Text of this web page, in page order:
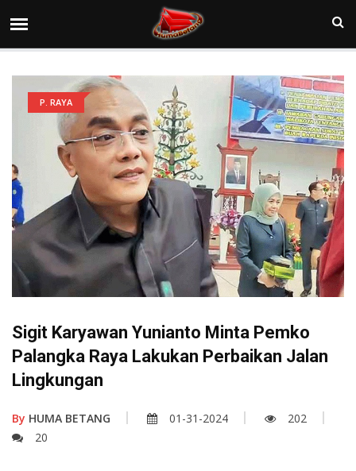
P. RAYA
Sigit Karyawan Yunianto Minta Pemko
Palangka Raya Lakukan Perbaikan Jalan
Lingkungan
By HUMA BETANG 01-31-2024
202
20